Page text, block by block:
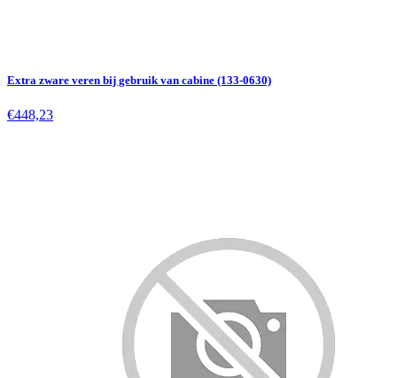
Extra zware veren bij gebruik van cabine (133-0630)
€448,23